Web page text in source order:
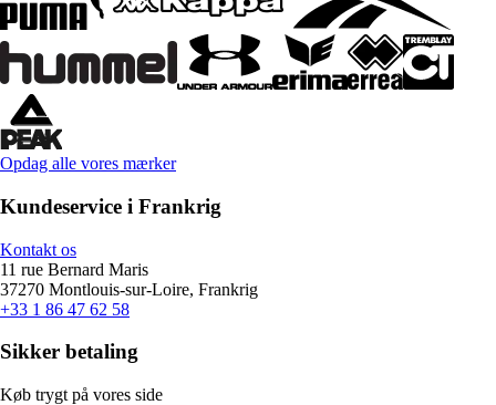
Opdag alle vores mærker
Kundeservice i Frankrig
Kontakt os
11 rue Bernard Maris
37270 Montlouis-sur-Loire, Frankrig
+33 1 86 47 62 58
Sikker betaling
Køb trygt på vores side